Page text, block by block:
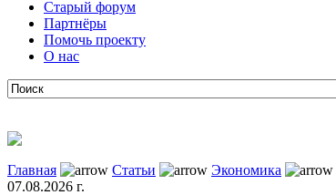
Старый форум
Партнёры
Помочь проекту
О нас
Главная Статьи Экономика
07.08.2026 г.